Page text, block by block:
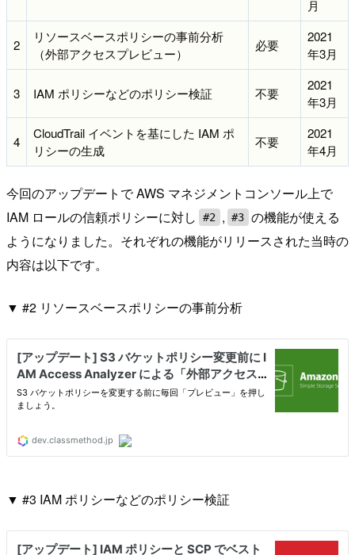
月
2
リソースベースポリシーの事前分析
（外部アクセスプレビュー）
必要
2021
年3月
3 IAM ポリシーなどのポリシー検証 不要
2021
年3月
4
CloudTrail イベントを基にした IAM ポ
リシーの生成
不要
2021
年4月
今回のアップデートで AWS マネジメントコンソール上で
IAM ロールの信頼ポリシーに対し
#2 , #3 の機能が使える
ようになりました。それぞれの機能がリリースされた当時の
内容は以下です。
▼ #2 リソースベースポリシーの事前分析
▼ #3 IAM ポリシーなどのポリシー検証